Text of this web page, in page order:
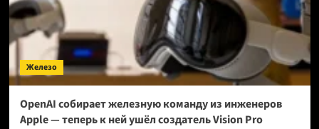
просит
у
властей
США
чипы
в
Железо
OpenAI собирает железную команду из инженеров
Apple — теперь к ней ушёл создатель Vision Pro